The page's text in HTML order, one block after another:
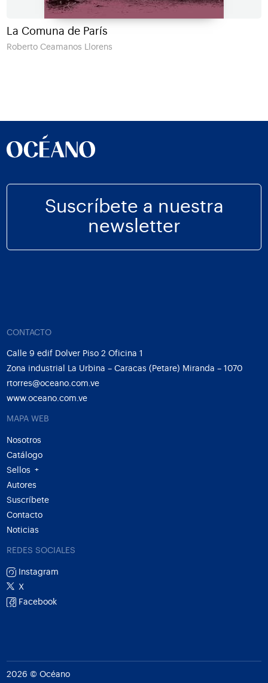
La Comuna de París
Roberto Ceamanos Llorens
Suscríbete a nuestra
newsletter
CONTACTO
Calle 9 edif Dolver Piso 2 Oficina 1
Zona industrial La Urbina – Caracas (Petare) Miranda – 1070
rtorres@oceano.com.ve
www.oceano.com.ve
MAPA WEB
Nosotros
Catálogo
Sellos
+
Autores
Suscríbete
Contacto
Noticias
REDES SOCIALES
Instagram
X
Facebook
2026 © Océano